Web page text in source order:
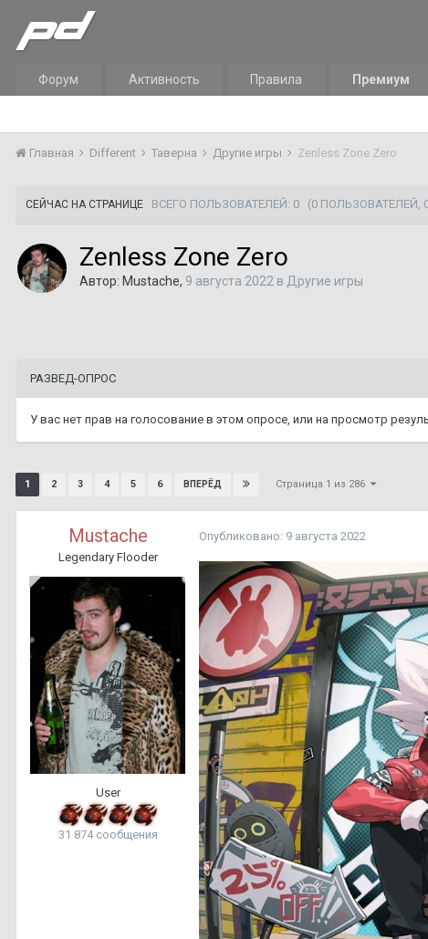
Форум Активность Правила Премиум
Главная Different Таверна Другие игры Zenless Zone Zero
СЕЙЧАС НА СТРАНИЦЕ ВСЕГО ПОЛЬЗОВАТЕЛЕЙ: 0 (0 ПОЛЬЗОВАТЕЛЕЙ,
Zenless Zone Zero
Автор: Mustache, 9 августа 2022 в Другие игры
РАЗВЕД-ОПРОС
У вас нет прав на голосование в этом опросе, или на просмотр
1 2 3 4 5 6 ВПЕРЁД Страница 1 из 286
Mustache
Legendary Flooder
User
31 874 сообщения
Опубликовано: 9 августа 2022